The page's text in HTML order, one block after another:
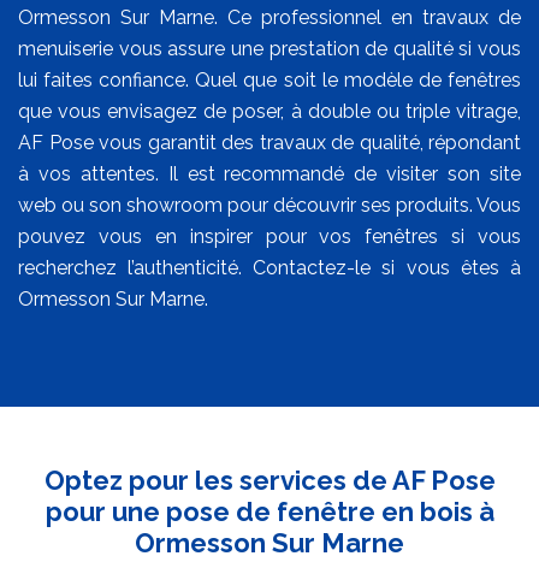
Ormesson Sur Marne. Ce professionnel en travaux de
menuiserie vous assure une prestation de qualité si vous
lui faites confiance. Quel que soit le modèle de fenêtres
que vous envisagez de poser, à double ou triple vitrage,
AF Pose vous garantit des travaux de qualité, répondant
à vos attentes. Il est recommandé de visiter son site
web ou son showroom pour découvrir ses produits. Vous
pouvez vous en inspirer pour vos fenêtres si vous
recherchez l’authenticité. Contactez-le si vous êtes à
Ormesson Sur Marne.
Optez pour les services de AF Pose
pour une pose de fenêtre en bois à
Ormesson Sur Marne